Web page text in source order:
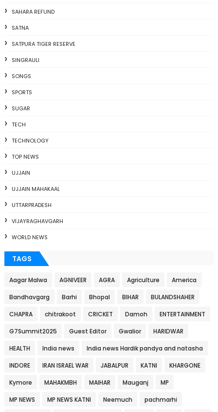
SAHARA REFUND
SATNA
SATPURA TIGER RESERVE
SINGRAULI
SONGS
SPORTS
SUGAR
TECH
TECHNOLOGY
TOP NEWS
UJJAIN
UJJAIN MAHAKAAL
UTTARPRADESH
VIJAYRAGHAVGARH
WORLD NEWS
TAGS
Aagar Malwa AGNIVEER AGRA Agriculture America
Bandhavgarg Barhi Bhopal BIHAR BULANDSHAHER
CHAPRA chitrakoot CRICKET Damoh ENTERTAINMENT
G7Summit2025 Guest Editor Gwalior HARIDWAR
HEALTH India news India news Hardik pandya and natasha
INDORE IRAN ISRAEL WAR JABALPUR KATNI KHARGONE
Kymore MAHAKMBH MAIHAR Mauganj MP
MP NEWS MP NEWS KATNI Neemuch pachmarhi